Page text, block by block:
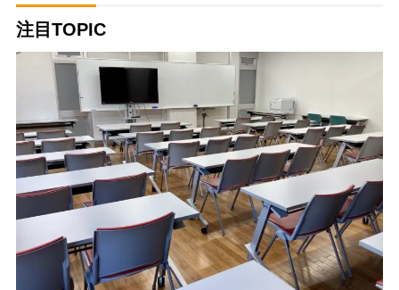
注目TOPIC